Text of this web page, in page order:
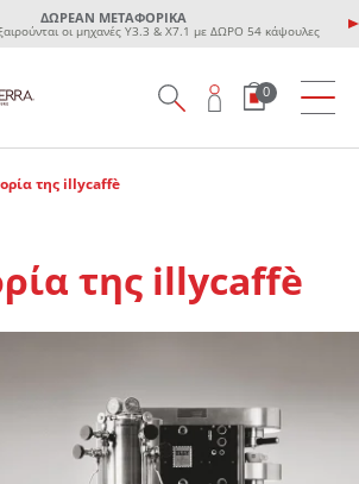
ΔΩΡΕΑΝ ΜΕΤΑΦΟΡΙΚΑ
οι μηχανές Υ3.3 & Χ7.1 με ΔΩΡΟ 54 κάψουλες
0
της illycaffè
της illycaffè